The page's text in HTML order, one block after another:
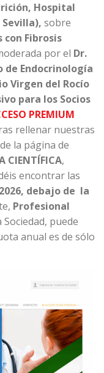
Hospital
sobre
Fibrosis
por el Dr.
de Endocrinología
Virgen del Rocío
para los Socios
PREMIUM
rellenar nuestras
la página de
CIENTÍFICA,
encontrar las
debajo de la
Profesional
puede
anual es de sólo